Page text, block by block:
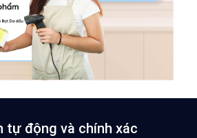
tự động và chính xác